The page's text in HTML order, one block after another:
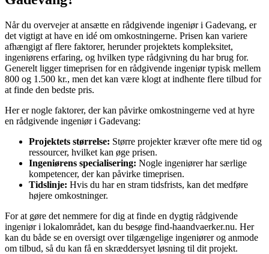
Når du overvejer at ansætte en rådgivende ingeniør i Gadevang, er
det vigtigt at have en idé om omkostningerne. Prisen kan variere
afhængigt af flere faktorer, herunder projektets kompleksitet,
ingeniørens erfaring, og hvilken type rådgivning du har brug for.
Generelt ligger timeprisen for en rådgivende ingeniør typisk mellem
800 og 1.500 kr., men det kan være klogt at indhente flere tilbud for
at finde den bedste pris.
Her er nogle faktorer, der kan påvirke omkostningerne ved at hyre
en rådgivende ingeniør i Gadevang:
Projektets størrelse: Større projekter kræver ofte mere tid og
ressourcer, hvilket kan øge prisen.
Ingeniørens specialisering: Nogle ingeniører har særlige
kompetencer, der kan påvirke timeprisen.
Tidslinje: Hvis du har en stram tidsfrists, kan det medføre
højere omkostninger.
For at gøre det nemmere for dig at finde en dygtig rådgivende
ingeniør i lokalområdet, kan du besøge find-haandvaerker.nu. Her
kan du både se en oversigt over tilgængelige ingeniører og anmode
om tilbud, så du kan få en skræddersyet løsning til dit projekt.